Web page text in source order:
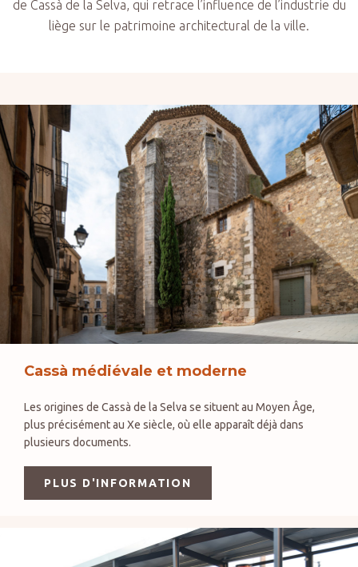
de Cassà de la Selva, qui retrace l’influence de l’industrie du
liège sur le patrimoine architectural de la ville.
Cassà médiévale et moderne
Les origines de Cassà de la Selva se situent au Moyen Âge,
plus précisément au Xe siècle, où elle apparaît déjà dans
plusieurs documents.
PLUS D'INFORMATION